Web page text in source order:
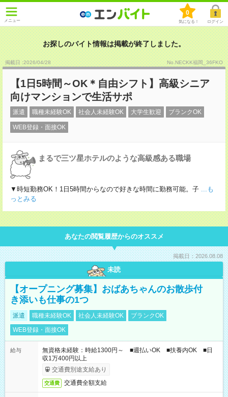
メニュー
0
気になる！ ログイン
お探しのバイト情報は掲載が終了しました。
掲載日 :2026/04/28 No.NECKK福岡_36FKO
【1日5時間～OK＊自由シフト】高級シニア
向けマンションで生活サポ
派遣 職種未経験OK 社会人未経験OK 大学生歓迎 ブランクOK
WEB登録・面接OK
まるで三ツ星ホテルのような高級感ある職場
▼時短勤務OK！1日5時間からなので好きな時間に勤務可能。子 ...も
っとみる
あなたの閲覧履歴からのオススメ
掲載日：2026.08.08
未読
【オープニング募集】おばあちゃんのお散歩付
き添いも仕事の1つ
派遣 職種未経験OK 社会人未経験OK
ブランクOK
WEB登録・面接OK
給与
無資格未経験：時給1300円～ ■週払いOK ■扶養内OK ■日
収1万400円以上
交通費別途支給あり
交通費 交通費全額支給